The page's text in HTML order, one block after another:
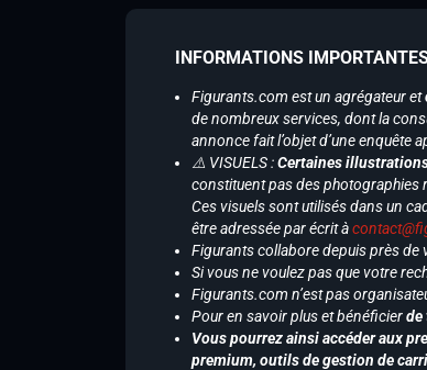
INFORMATIONS
Figurants.com est un agrégateur et
de nombreux services, dont la
annonce fait l’objet d’une
⚠️ VISUELS :Certaines
constituent pas des photographies
Ces visuels sont utilisés dans un
être adressée par écrit à
Figurants collabore depuis près de
Si vous ne voulez pas que votre
Figurants.com n’est pas
Pour en savoir plus et bénéficierde
Vous pourrez ainsi accéder aux
premium, outils de gestion de